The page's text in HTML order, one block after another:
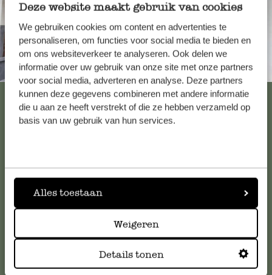
Deze website maakt gebruik van cookies
We gebruiken cookies om content en advertenties te
personaliseren, om functies voor social media te bieden en
om ons websiteverkeer te analyseren. Ook delen we
informatie over uw gebruik van onze site met onze partners
voor social media, adverteren en analyse. Deze partners
kunnen deze gegevens combineren met andere informatie
die u aan ze heeft verstrekt of die ze hebben verzameld op
basis van uw gebruik van hun services.
Alles toestaan
Weigeren
Details tonen
Altijd in de buurt
Bekijk alle 62 winkels
Voor vragen, tips of hulp kun je contact opnemen met onze
klantenservice. Of bekijk hier het antwoord op de
meestgestelde vragen.